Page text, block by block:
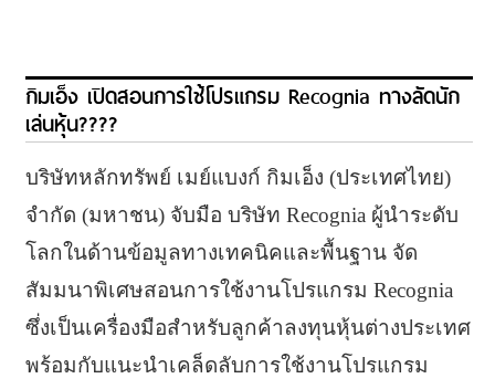
กิมเอ็ง เปิดสอนการใช้โปรแกรม Recognia ทางลัดนัก
เล่นหุ้น????
บริษัทหลักทรัพย์ เมย์แบงก์ กิมเอ็ง (ประเทศไทย)
จำกัด (มหาชน) จับมือ บริษัท Recognia ผู้นำระดับ
โลกในด้านข้อมูลทางเทคนิคและพื้นฐาน จัด
สัมมนาพิเศษสอนการใช้งานโปรแกรม Recognia
ซึ่งเป็นเครื่องมือสำหรับลูกค้าลงทุนหุ้นต่างประเทศ
พร้อมกับแนะนำเคล็ดลับการใช้งานโปรแกรม